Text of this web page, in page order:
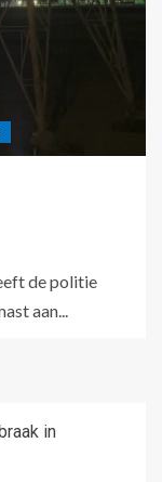
de politie
aan...
in